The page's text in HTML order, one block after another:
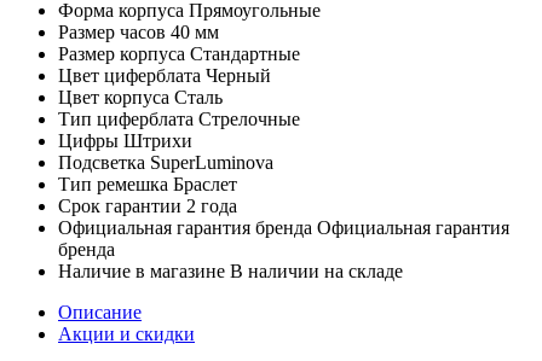
Форма корпуса Прямоугольные
Размер часов 40 мм
Размер корпуса Стандартные
Цвет циферблата Черный
Цвет корпуса Сталь
Тип циферблата Стрелочные
Цифры Штрихи
Подсветка SuperLuminova
Тип ремешка Браслет
Срок гарантии 2 года
Официальная гарантия бренда Официальная гарантия
бренда
Наличие в магазине В наличии на складе
Описание
Акции и скидки